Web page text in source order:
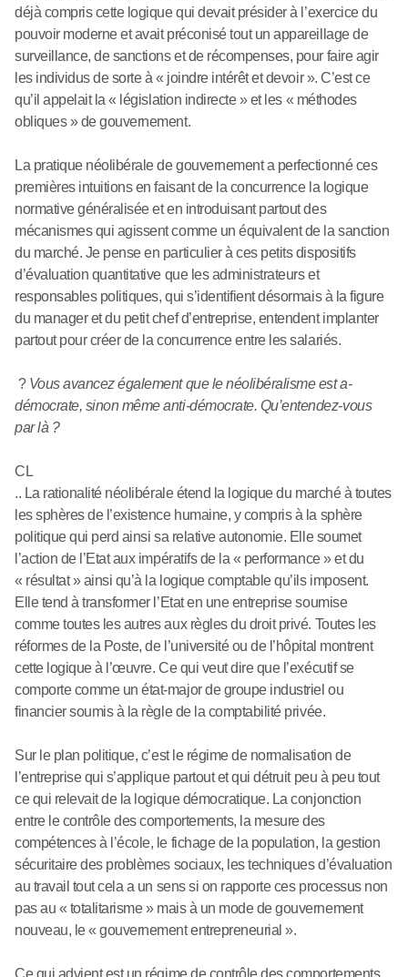
déjà compris cette logique qui devait présider à l’exercice du
pouvoir moderne et avait préconisé tout un appareillage de
surveillance, de sanctions et de récompenses, pour faire agir
les individus de sorte à « joindre intérêt et devoir ». C’est ce
qu’il appelait la « législation indirecte » et les « méthodes
obliques » de gouvernement.
La pratique néolibérale de gouvernement a perfectionné ces
premières intuitions en faisant de la concurrence la logique
normative généralisée et en introduisant partout des
mécanismes qui agissent comme un équivalent de la sanction
du marché. Je pense en particulier à ces petits dispositifs
d’évaluation quantitative que les administrateurs et
responsables politiques, qui s’identifient désormais à la figure
du manager et du petit chef d’entreprise, entendent implanter
partout pour créer de la concurrence entre les salariés.
? Vous avancez également que le néolibéralisme est a-
démocrate, sinon même anti-démocrate. Qu’entendez-vous
par là ?
CL
.. La rationalité néolibérale étend la logique du marché à toutes
les sphères de l’existence humaine, y compris à la sphère
politique qui perd ainsi sa relative autonomie. Elle soumet
l’action de l’Etat aux impératifs de la « performance » et du
« résultat » ainsi qu’à la logique comptable qu’ils imposent.
Elle tend à transformer l’Etat en une entreprise soumise
comme toutes les autres aux règles du droit privé. Toutes les
réformes de la Poste, de l’université ou de l’hôpital montrent
cette logique à l’œuvre. Ce qui veut dire que l’exécutif se
comporte comme un état-major de groupe industriel ou
financier soumis à la règle de la comptabilité privée.
Sur le plan politique, c’est le régime de normalisation de
l’entreprise qui s’applique partout et qui détruit peu à peu tout
ce qui relevait de la logique démocratique. La conjonction
entre le contrôle des comportements, la mesure des
compétences à l’école, le fichage de la population, la gestion
sécuritaire des problèmes sociaux, les techniques d’évaluation
au travail tout cela a un sens si on rapporte ces processus non
pas au « totalitarisme » mais à un mode de gouvernement
nouveau, le « gouvernement entrepreneurial ».
Ce qui advient est un régime de contrôle des comportements